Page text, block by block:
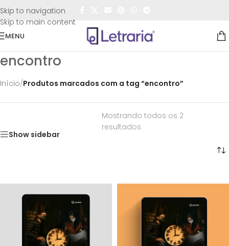
Skip to navigation
Skip to main content
FRETE GRÁTIS
MENU
encontro
Início/Produtos marcados com a tag “encontro”
Show sidebar
Mostrando todos os 2
resultados